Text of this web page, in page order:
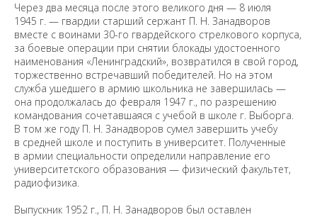
Через два месяца после этого великого дня — 8 июля
1945 г. — гвардии старший сержант П. Н. Занадворов
вместе с воинами 30-го гвардейского стрелкового корпуса,
за боевые операции при снятии блокады удостоенного
наименования «Ленинградский», возвратился в свой город,
торжественно встречавший победителей. Но на этом
служба ушедшего в армию школьника не завершилась —
она продолжалась до февраля 1947 г., по разрешению
командования сочетавшаяся с учебой в школе г. Выборга.
В том же году П. Н. Занадворов сумел завершить учебу
в средней школе и поступить в университет. Полученные
в армии специальности определили направление его
университетского образования — физический факультет,
радиофизика.
Выпускник 1952 г., П. Н. Занадворов был оставлен